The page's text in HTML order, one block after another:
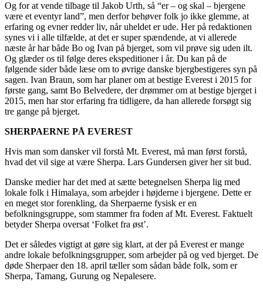
Og for at vende tilbage til Jakob Urth, så “er – og skal – bjergene
være et eventyr land”, men derfor behøver folk jo ikke glemme, at
erfaring og evner redder liv, når uheldet er ude. Her på redaktionen
synes vi i alle tilfælde, at det er super spændende, at vi allerede
næste år har både Bo og Ivan på bjerget, som vil prøve sig uden ilt.
Og glæder os til følge deres ekspeditioner i år. Du kan på de
følgende sider både læse om to øvrige danske bjergbestigeres syn på
sagen. Ivan Braun, som har planer om at bestige Everest i 2015 for
første gang, samt Bo Belvedere, der drømmer om at bestige bjerget i
2015, men har stor erfaring fra tidligere, da han allerede forsøgt sig
tre gange på bjerget.
SHERPAERNE PÅ EVEREST
Hvis man som dansker vil forstå Mt. Everest, må man først forstå,
hvad det vil sige at være Sherpa. Lars Gundersen giver her sit bud.
Danske medier har det med at sætte betegnelsen Sherpa lig med
lokale folk i Himalaya, som arbejder i højderne i bjergene. Dette er
en meget stor forenkling, da Sherpaerne fysisk er en
befolkningsgruppe, som stammer fra foden af Mt. Everest. Faktuelt
betyder Sherpa oversat ‘Folket fra øst’.
Det er således vigtigt at gøre sig klart, at der på Everest er mange
andre lokale befolkningsgrupper, som arbejder på og ved bjerget. De
døde Sherpaer den 18. april tæller som sådan både folk, som er
Sherpa, Tamang, Gurung og Nepalesere.